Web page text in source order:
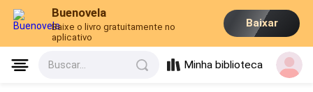
Buenovela
Baixe o livro gratuitamente no
aplicativo
Baixar
Buscar... Minha biblioteca